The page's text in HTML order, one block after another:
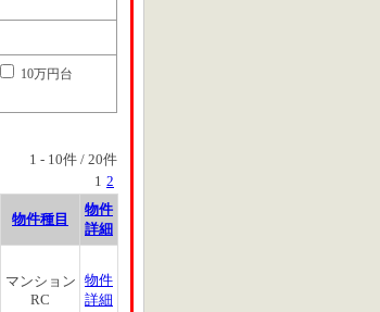
10万円台
1 - 10件 / 20件
1 2
物件種目
物件
詳細
マンション
RC
物件
詳細